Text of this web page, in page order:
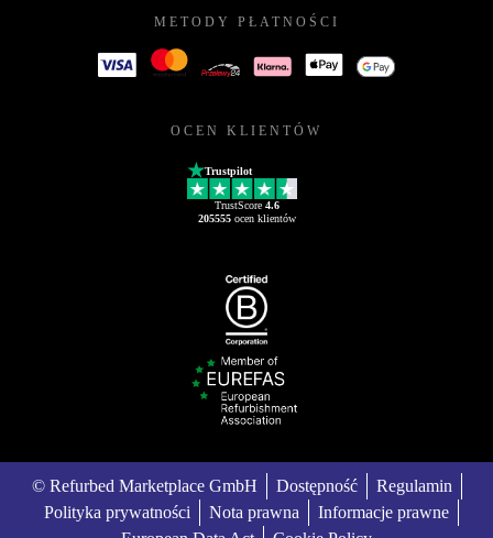
METODY PŁATNOŚCI
OCEN KLIENTÓW
Trustpilot
TrustScore 4.6
205555ocen klientów
© Refurbed Marketplace GmbH Dostępność
Regulamin
Polityka prywatności
Nota prawna
Informacje prawne